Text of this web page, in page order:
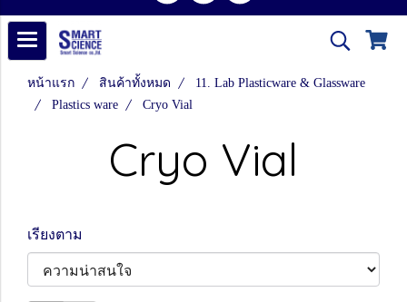
หน้าแรก สินค้าทั้งหมด
11. Lab Plasticware & Glassware
Plastics ware
Cryo Vial
Cryo Vial
เรียงตาม